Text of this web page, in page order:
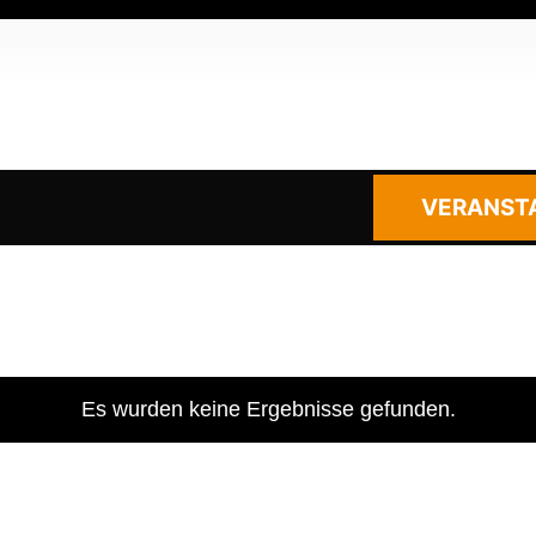
Hinweis
Es wurden keine Ergebnisse gefunden.